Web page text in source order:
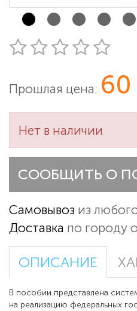
Прошлая цена: 60
Нет в наличии
СООБЩИТЬ О
Самовывоз из
Доставка по городу
ОПИСАНИЕ
В пособии представлена
на реализацию федеральных